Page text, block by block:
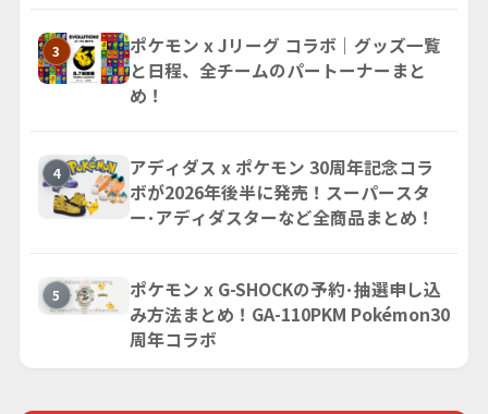
3
ポケモン x Jリーグ コラボ｜グッズ一覧
と日程、全チームのパートーナーまと
め！
4
アディダス x ポケモン 30周年記念コラ
ボが2026年後半に発売！スーパースタ
ー･アディダスターなど全商品まとめ！
5
ポケモン x G-SHOCKの予約･抽選申し込
み方法まとめ！GA-110PKM Pokémon30
周年コラボ